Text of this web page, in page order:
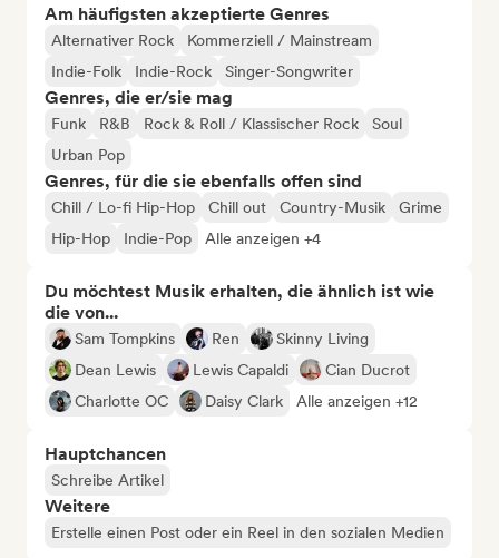
Am häufigsten akzeptierte Genres
Alternativer Rock
Kommerziell / Mainstream
Indie-Folk
Indie-Rock Singer-Songwriter
Genres, die er/sie mag
Funk R&B Rock & Roll / Klassischer Rock
Soul
Urban Pop
Genres, für die sie ebenfalls offen sind
Chill / Lo-fi Hip-Hop Chill out Country-Musik
Grime
Hip-Hop
Indie-Pop Alle anzeigen +4
Du möchtest Musik erhalten, die ähnlich ist wie
die von...
Sam Tompkins Ren
Skinny Living
Dean Lewis
Lewis Capaldi
Cian Ducrot
Charlotte OC
Daisy Clark Alle anzeigen +12
Hauptchancen
Schreibe Artikel
Weitere
Erstelle einen Post oder ein Reel in den sozialen Medien